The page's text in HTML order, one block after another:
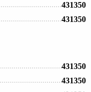
431350
431350
431350
431350